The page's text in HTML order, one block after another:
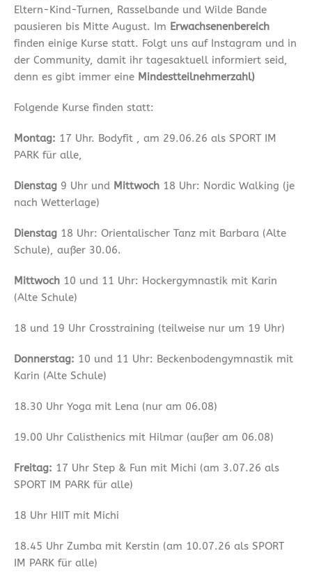
Eltern-Kind-Turnen, Rasselbande und Wilde Bande
pausieren bis Mitte August. Im Erwachsenenbereich
finden einige Kurse statt. Folgt uns auf Instagram und in
der Community, damit ihr tagesaktuell informiert seid,
denn es gibt immer eine Mindestteilnehmerzahl)
Folgende Kurse finden statt:
Montag: 17 Uhr. Bodyfit , am 29.06.26 als SPORT IM
PARK für alle,
Dienstag 9 Uhr und Mittwoch 18 Uhr: Nordic Walking (je
nach Wetterlage)
Dienstag 18 Uhr: Orientalischer Tanz mit Barbara (Alte
Schule), außer 30.06.
Mittwoch 10 und 11 Uhr: Hockergymnastik mit Karin
(Alte Schule)
18 und 19 Uhr Crosstraining (teilweise nur um 19 Uhr)
Donnerstag: 10 und 11 Uhr: Beckenbodengymnastik mit
Karin (Alte Schule)
18.30 Uhr Yoga mit Lena (nur am 06.08)
19.00 Uhr Calisthenics mit Hilmar (außer am 06.08)
Freitag: 17 Uhr Step & Fun mit Michi (am 3.07.26 als
SPORT IM PARK für alle)
18 Uhr HIIT mit Michi
18.45 Uhr Zumba mit Kerstin (am 10.07.26 als SPORT
IM PARK für alle)